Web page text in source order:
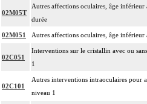
02M05T
Autres affections oculaires, âge inférieur
durée
02M051 Autres affections oculaires, âge inférieur
02C051
Interventions sur le cristallin avec ou
1
02C101
Autres interventions intraoculaires pour
niveau 1